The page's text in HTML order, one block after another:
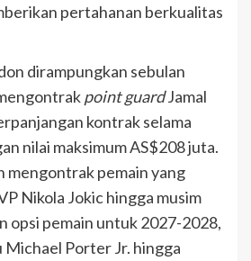
pertahanan berkualitas
dirampungkan sebulan
point guardJamal
kontrak selama
nilai maksimum AS$208 juta.
mengontrak pemain yang
Nikola Jokic hingga musim
opsi pemain untuk 2027-2028,
Michael Porter Jr. hingga